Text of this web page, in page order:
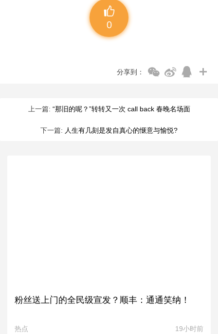
0
分享到：
上一篇: “那旧的呢？”转转又一次 call back 春晚名场面
下一篇: 人生有几刻是发自真心的惬意与愉悦?
粉丝送上门的全民级宣发？顺丰：通通笑纳！
热点 19小时前